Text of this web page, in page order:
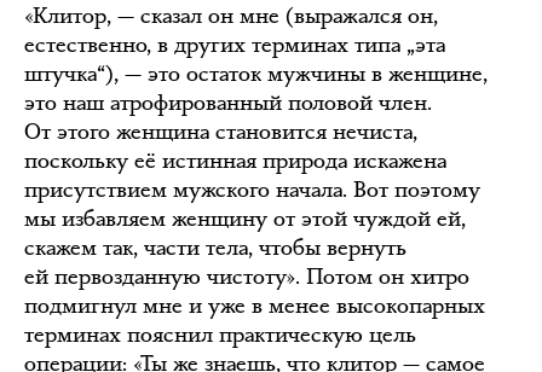
«Клитор, — сказал он мне (выражался он,
естественно, в других терминах типа „эта
штучка“), — это остаток мужчины в женщине,
это наш атрофированный половой член.
От этого женщина становится нечиста,
поскольку её истинная природа искажена
присутствием мужского начала. Вот поэтому
мы избавляем женщину от этой чуждой ей,
скажем так, части тела, чтобы вернуть
ей первозданную чистоту». Потом он хитро
подмигнул мне и уже в менее высокопарных
терминах пояснил практическую цель
операции: «Ты же знаешь, что клитор — самое